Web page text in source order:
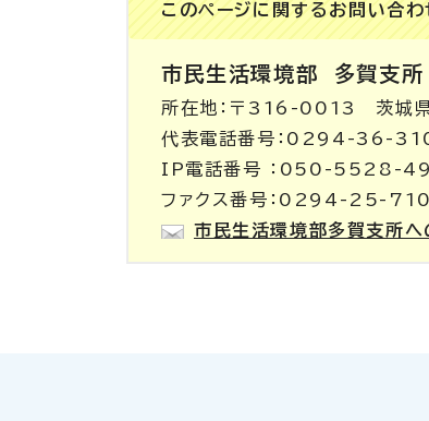
このページに関する お問い合わ
市民生活環境部 多賀支所
所在地：〒316-0013 茨城
代表電話番号：0294-36-
IP電話番号 ：050-5528-
ファクス番号：0294-25-
市民生活環境部多賀支所へ